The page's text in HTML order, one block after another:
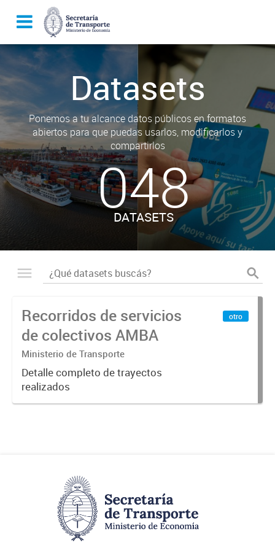
Datasets
Ponemos a tu alcance datos públicos en formatos
abiertos para que puedas usarlos, modificarlos y
compartirlos
048
DATASETS
Recorridos de servicios
de colectivos AMBA
Ministerio de Transporte
Detalle completo de trayectos
realizados
otro